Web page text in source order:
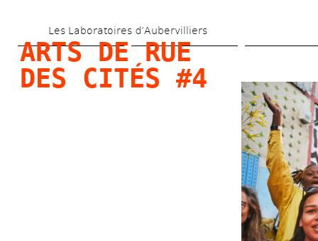
to
main
content
Les Laboratoires d’Aubervilliers
ARTS DE RUE
DES CITÉS #4